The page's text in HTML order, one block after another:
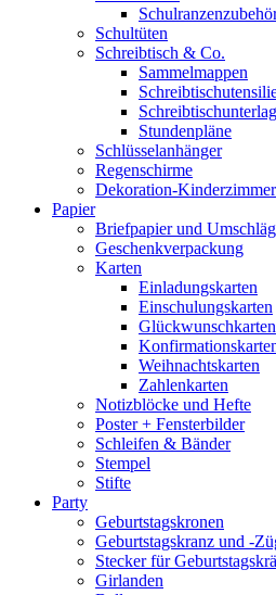
Schultüten
Schreibtisch & Co.
Sammelmappen
Stundenpläne
Schlüsselanhänger
Regenschirme
Dekoration-Kinderzimmer
Papier
Briefpapier und
Geschenkverpackung
Karten
Einladungskarten
Einschulungskarten
Glückwunschkarten
Weihnachtskarten
Zahlenkarten
Notizblöcke und Hefte
Poster + Fensterbilder
Schleifen & Bänder
Stempel
Stifte
Party
Geburtstagskronen
Geburtstagskranz und -
Stecker für
Girlanden